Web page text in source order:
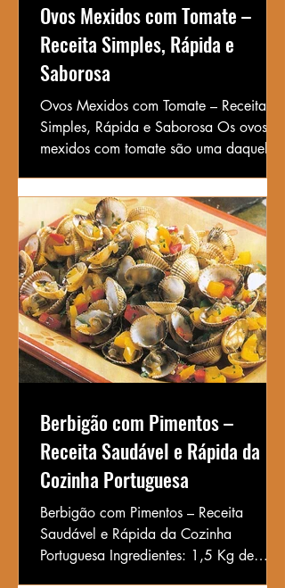
Ovos Mexidos com Tomate –
Receita Simples, Rápida e
Saborosa
Ovos Mexidos com Tomate – Receita
Simples, Rápida e Saborosa Os ovos
mexidos com tomate são uma daquelas
Berbigão com Pimentos –
Receita Saudável e Rápida da
Cozinha Portuguesa
Berbigão com Pimentos – Receita
Saudável e Rápida da Cozinha
Portuguesa Ingredientes: 1,5 Kg de